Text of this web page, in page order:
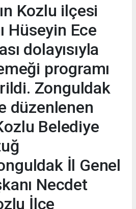
Kozlu ilçesi
Hüseyin Ece
dolayısıyla
programı
Zonguldak
düzenlenen
Belediye
İl Genel
Necdet
İlçe